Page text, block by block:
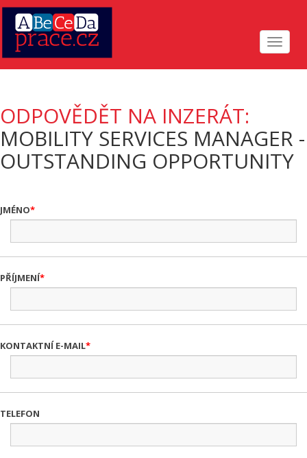
Toggle
ODPOVĚDĚT NA INZERÁT:
MOBILITY SERVICES MANAGER -
OUTSTANDING OPPORTUNITY
JMÉNO
PŘÍJMENÍ
KONTAKTNÍ E-MAIL
TELEFON